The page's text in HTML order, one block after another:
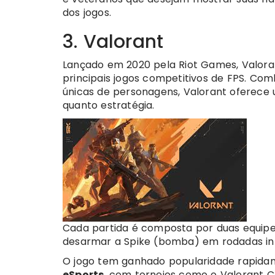
dos jogos.
3. Valorant
Lançado em 2020 pela Riot Games,
principais jogos competitivos de FPS.
únicas de personagens, Valorant
quanto estratégia.
Cada partida é composta por duas
desarmar a Spike (bomba) em rodadas
O jogo tem ganhado popularidade